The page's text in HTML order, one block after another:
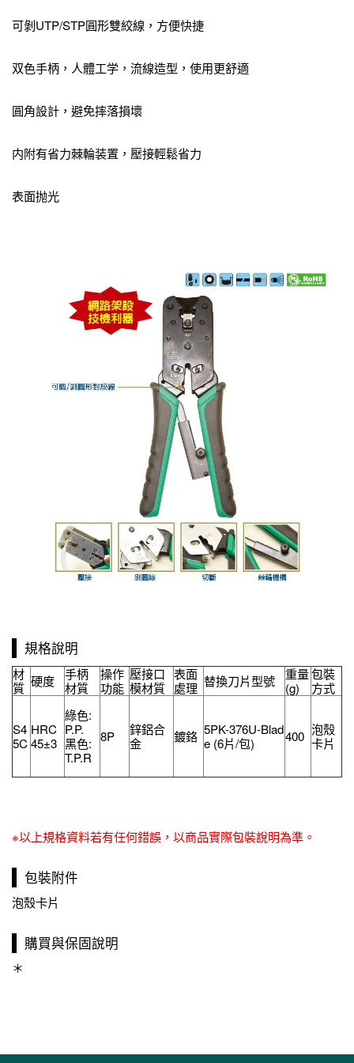
可剝UTP/STP圓形雙絞線，方便快捷
双色手柄，人體工学，流線造型，使用更舒適
圓角設計，避免摔落損壞
内附有省力棘輪装置，壓接輕鬆省力
表面抛光
規格說明
材
質 硬度
手柄
材質
操作
功能
壓接口
模材質
表面
處理 替換刀片型號
重量
(g)
包裝
方式
S4
5C
HRC
45±3
綠色:
P.P.
黑色:
T.P.R
8P
鋅鋁合
金
鍍鉻 5PK-376U-Blad
e (6片/包)
400 泡殼
卡片
※以上規格資料若有任何錯誤，以商品實際包裝說明為準。
包裝附件
泡殼卡片
購買與保固說明
＊